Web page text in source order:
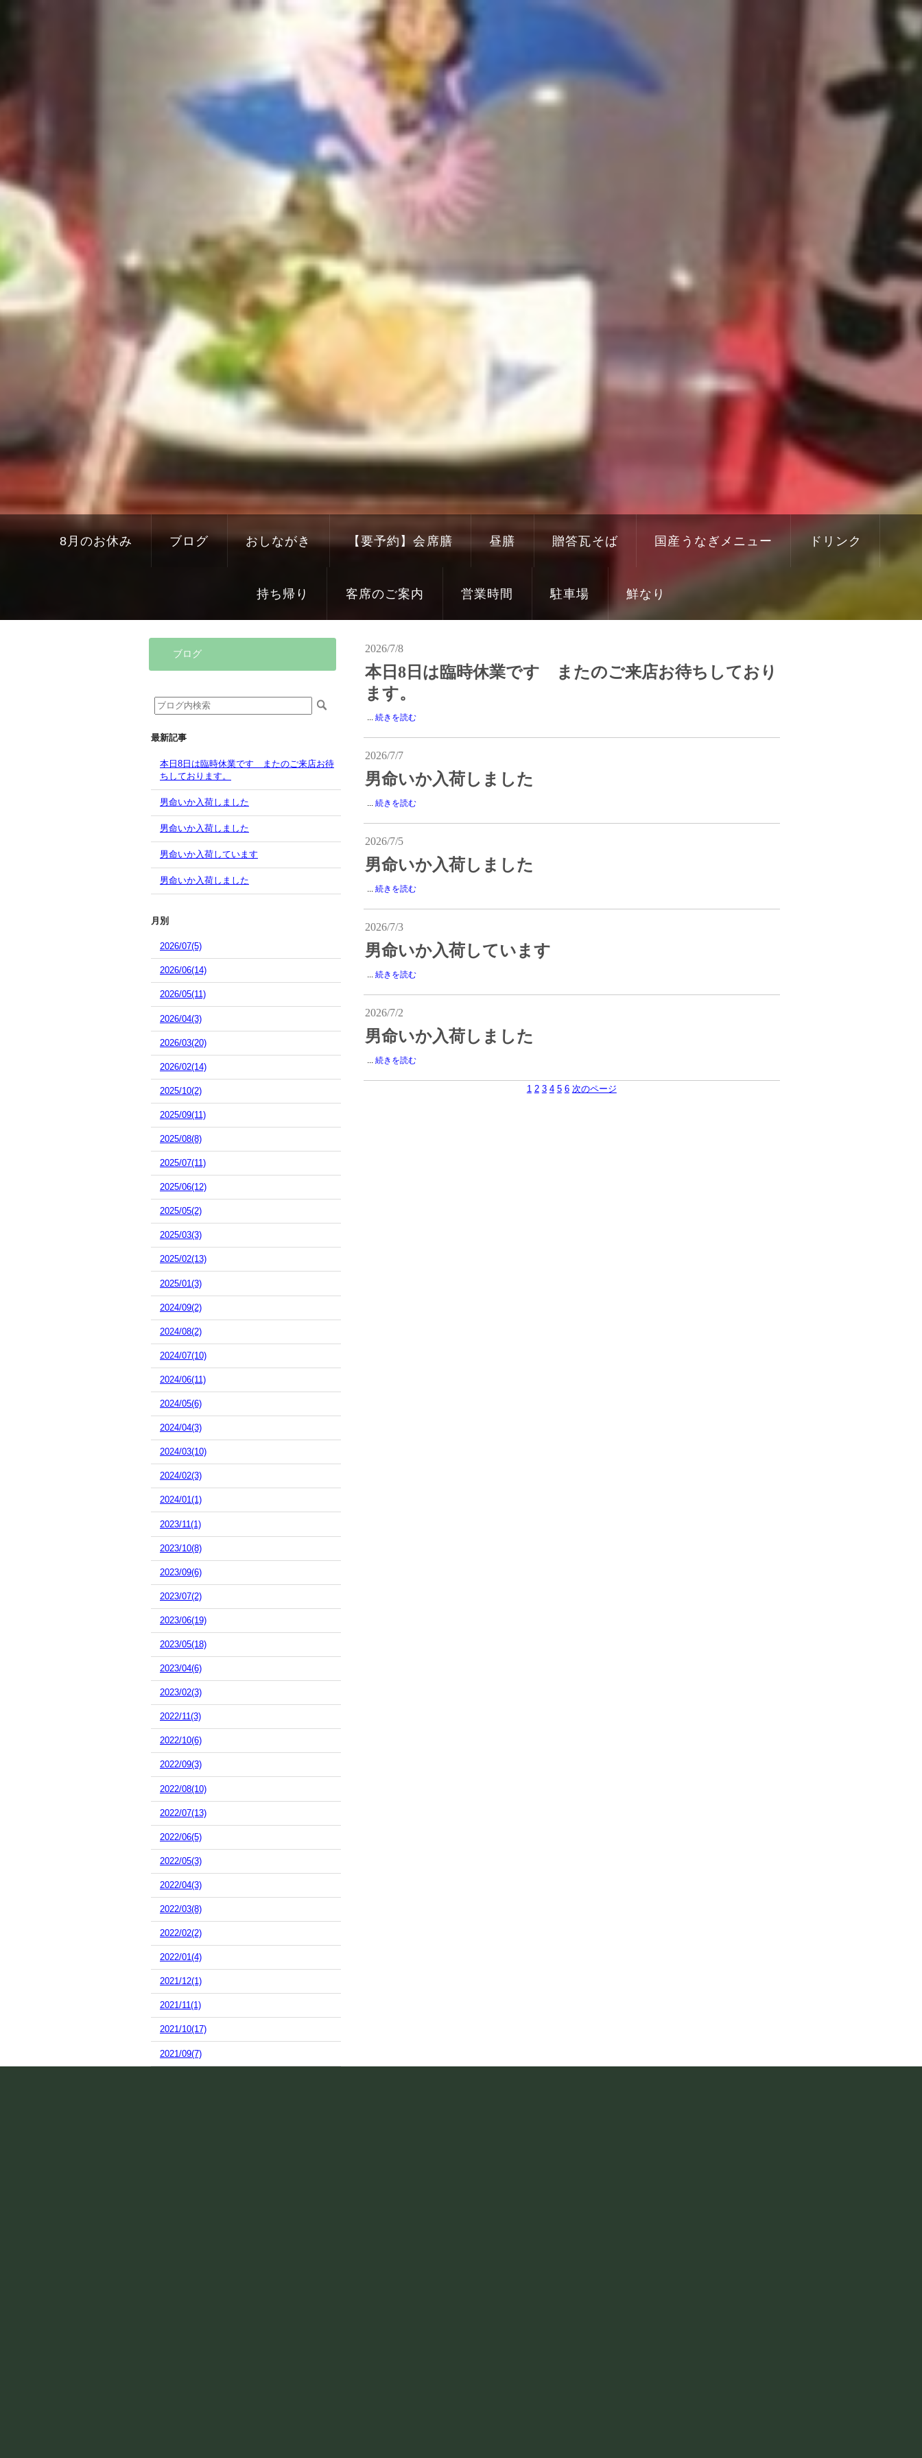
8月のお休み ブログ おしながき 【要予約】会席膳 昼膳 贈答瓦そば 国産うなぎメニュー ドリンク
持ち帰り 客席のご案内 営業時間 駐車場 鮮なり
ブログ
最新記事
本日8日は臨時休業です またのご来店お待
ちしております。
男命いか入荷しました
男命いか入荷しました
男命いか入荷しています
男命いか入荷しました
月別
2026/07(5)
2026/06(14)
2026/05(11)
2026/04(3)
2026/03(20)
2026/02(14)
2025/10(2)
2025/09(11)
2025/08(8)
2025/07(11)
2025/06(12)
2025/05(2)
2025/03(3)
2025/02(13)
2025/01(3)
2024/09(2)
2024/08(2)
2024/07(10)
2024/06(11)
2024/05(6)
2024/04(3)
2024/03(10)
2024/02(3)
2024/01(1)
2023/11(1)
2023/10(8)
2023/09(6)
2023/07(2)
2023/06(19)
2023/05(18)
2023/04(6)
2023/02(3)
2022/11(3)
2022/10(6)
2022/09(3)
2022/08(10)
2022/07(13)
2022/06(5)
2022/05(3)
2022/04(3)
2022/03(8)
2022/02(2)
2022/01(4)
2021/12(1)
2021/11(1)
2021/10(17)
2021/09(7)
2026/7/8
本日8日は臨時休業です またのご来店お待ちしており
ます。
...続きを読む
2026/7/7
男命いか入荷しました
...続きを読む
2026/7/5
男命いか入荷しました
...続きを読む
2026/7/3
男命いか入荷しています
...続きを読む
2026/7/2
男命いか入荷しました
...続きを読む
1 2 3 4 5 6 次のページ